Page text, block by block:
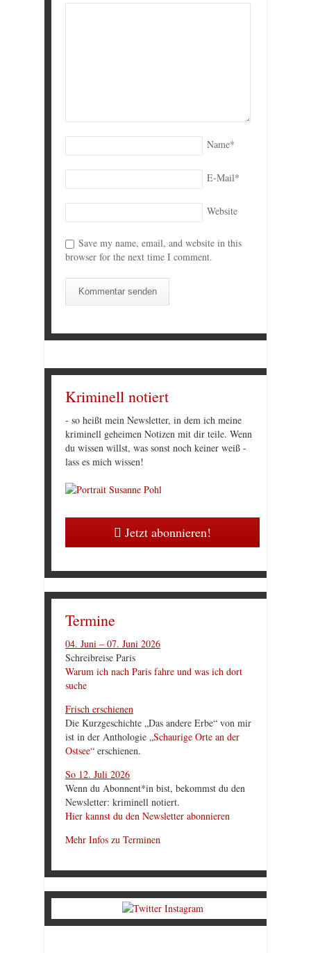
Name*
E-Mail*
Website
Save my name, email, and website in this
browser for the next time I comment.
Kriminell notiert
- so heißt mein Newsletter, in dem ich meine
kriminell geheimen Notizen mit dir teile. Wenn
du wissen willst, was sonst noch keiner weiß -
lass es mich wissen!
Jetzt abonnieren!
Termine
04. Juni – 07. Juni 2026
Schreibreise Paris
Warum ich nach Paris fahre und was ich dort
suche
Frisch erschienen
Die Kurzgeschichte „Das andere Erbe“ von mir
ist in der Anthologie „Schaurige Orte an der
Ostsee“ erschienen.
So 12. Juli 2026
Wenn du Abonnent*in bist, bekommst du den
Newsletter: kriminell notiert.
Hier kannst du den Newsletter abonnieren
Mehr Infos zu Terminen